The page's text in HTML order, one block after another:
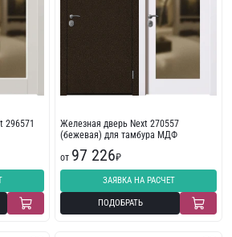
296571
Железная дверь Next 270557
(бежевая) для тамбура МДФ
от 97 226₽
ЗАЯВКА НА РАСЧЕТ
ПОДОБРАТЬ